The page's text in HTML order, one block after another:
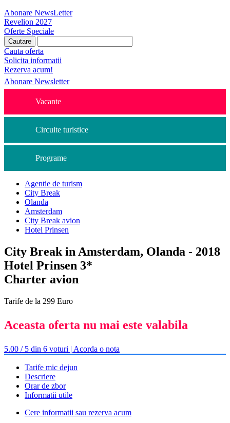
Abonare NewsLetter
Revelion 2027
Oferte Speciale
Cauta oferta
Solicita informatii
Rezerva acum!
Abonare Newsletter
Vacante
Circuite turistice
Programe
Agentie de turism
City Break
Olanda
Amsterdam
City Break avion
Hotel Prinsen
City Break in Amsterdam, Olanda - 2018
Hotel Prinsen 3*
Charter avion
Tarife de la 299 Euro
Aceasta oferta nu mai este valabila
5.00 / 5 din 6 voturi | Acorda o nota
Tarife mic dejun
Descriere
Orar de zbor
Informatii utile
Cere informatii sau rezerva acum